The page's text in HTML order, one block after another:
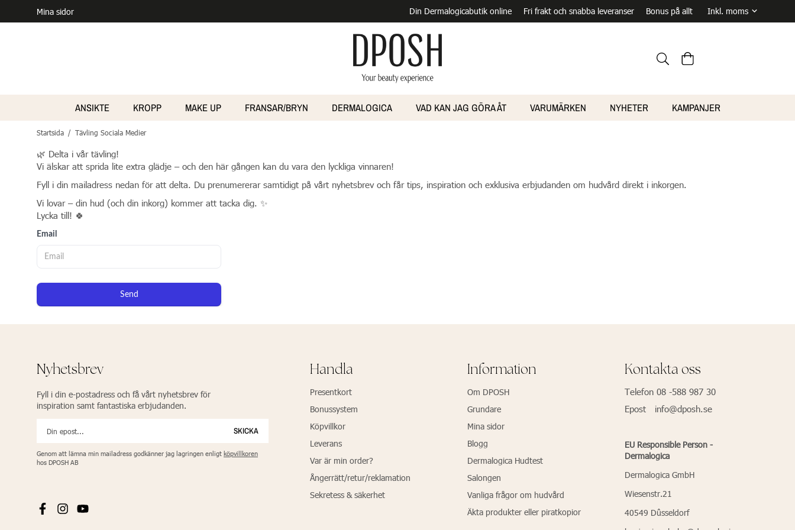
Mina sidor Din Dermalogicabutik online Fri frakt och snabba leveranser Bonus på allt
ANSIKTE KROPP MAKE UP FRANSAR/BRYN DERMALOGICA VAD KAN JAG GÖRA ÅT VARUMÄRKEN NYHETER KAMPANJER
Startsida / Tävling Sociala Medier
🌿 Delta i vår tävling!
Vi älskar att sprida lite extra glädje – och den här gången kan du vara den lyckliga vinnaren!
Fyll i din mailadress nedan för att delta. Du prenumererar samtidigt på vårt nyhetsbrev och får tips, inspiration och exklusiva erbjudanden om hudvård direkt i inkorgen.
Vi lovar – din hud (och din inkorg) kommer att tacka dig. ✨
Lycka till! 🍀
Email
Send
Nyhetsbrev
Fyll i din e-postadress och få vårt nyhetsbrev för
inspiration samt fantastiska erbjudanden.
SKICKA
Genom att lämna min mailadress godkänner jag lagringen enligt köpvillkoren
hos DPOSH AB
Handla
Presentkort
Bonussystem
Köpvillkor
Leverans
Var är min order?
Ångerrätt/retur/reklamation
Sekretess & säkerhet
Information
Om DPOSH
Grundare
Mina sidor
Blogg
Dermalogica Hudtest
Salongen
Vanliga frågor om hudvård
Äkta produkter eller piratkopior
Kontakta oss
Telefon 08 -588 987 30
Epost info@dposh.se
EU Responsible Person -
Dermalogica
Dermalogica GmbH
Wiesenstr.21
40549 Dûsseldorf